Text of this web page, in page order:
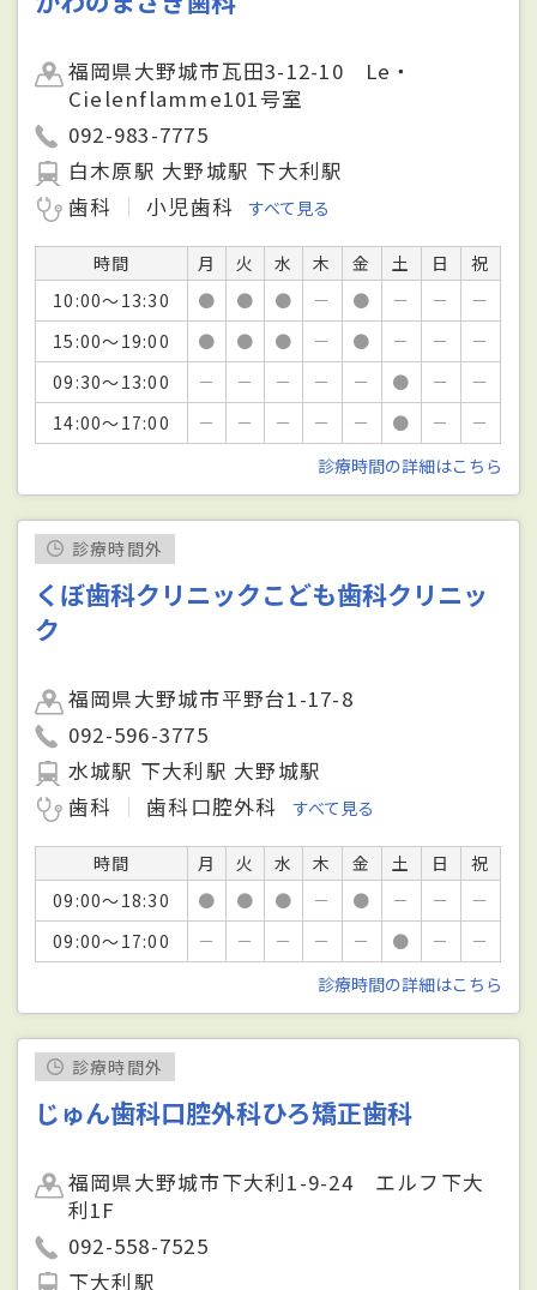
福岡県大野城市瓦田3-12-10 Le・
Cielenflamme101号室
092-983-7775
白木原駅 大野城駅 下大利駅
歯科
小児歯科 すべて見る
時間 月 火 水 木 金 土 日
祝
10:00～13:30
● ● ● － ● － －
－
15:00～19:00
● ● ● － ● － －
－
09:30～13:00
－ － － － － ● －
－
14:00～17:00
－ － － － － ● －
－
診療時間の詳細はこちら
診療時間外
くぼ歯科クリニックこども歯科クリニッ
ク
福岡県大野城市平野台1-17-8
092-596-3775
水城駅 下大利駅 大野城駅
歯科
歯科口腔外科 すべて見る
時間 月 火 水 木 金 土 日
祝
09:00～18:30
● ● ● － ● － －
－
09:00～17:00
－ － － － － ● －
－
診療時間の詳細はこちら
診療時間外
じゅん歯科口腔外科ひろ矯正歯科
福岡県大野城市下大利1-9-24 エルフ下大
利1F
092-558-7525
下大利駅